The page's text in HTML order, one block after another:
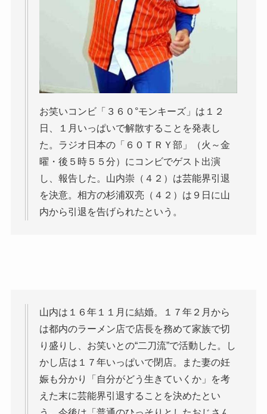
お笑いコンビ「３６０°モンキーズ」は１２
日、１月いっぱいで解散することを発表し
た。ラジオ日本の「６０ＴＲＹ部」（火～金
曜・後５時５５分）にコンビでゲスト出演
し、報告した。山内崇（４２）は芸能界引退
を決意。相方の杉浦双亮（４２）は９日に山
内から引退を告げられたという。
山内は１６年１１月に結婚。１７年２月から
は都内のラーメン店で店長を務めて家族で切
り盛りし、お笑いとの“二刀流”で活動した。し
かし店は１７年いっぱいで閉店。また妻の妊
娠も分かり「自分がどう生きていくか」を考
えた末に芸能界引退することを決めたとい